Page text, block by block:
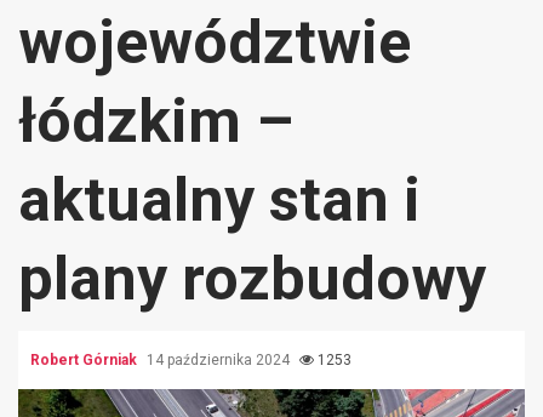
województwie
łódzkim –
aktualny stan i
plany rozbudowy
Robert Górniak 14 października 2024 1253